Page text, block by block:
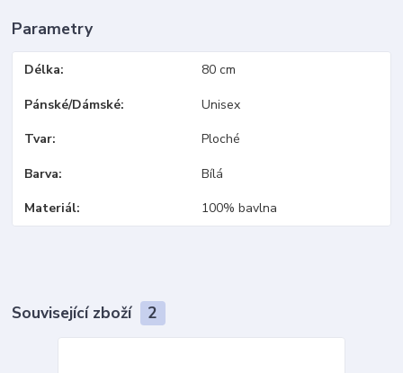
Parametry
Délka 80 cm
Pánské/Dámské Unisex
Tvar Ploché
Barva Bílá
Materiál 100% bavlna
Související zboží 2